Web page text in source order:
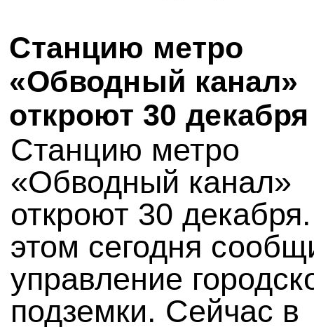
Станцию метро
«Обводный канал»
откроют 30 декабря
Станцию метро
«Обводный канал»
откроют 30
этом сегодня
управление
подземки. Сейчас в